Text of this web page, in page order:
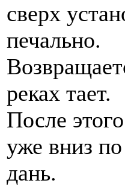
сверх
печально.
реках тает.
После
уже вниз
дань.